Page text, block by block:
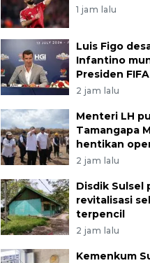
1 jam lalu
Luis Figo
Infantino
Presiden FIFA
2 jam lalu
Menteri LH
Tamangapa
hentikan
2 jam lalu
Disdik Sulsel
revitalisasi
terpencil
2 jam lalu
Kemenkum